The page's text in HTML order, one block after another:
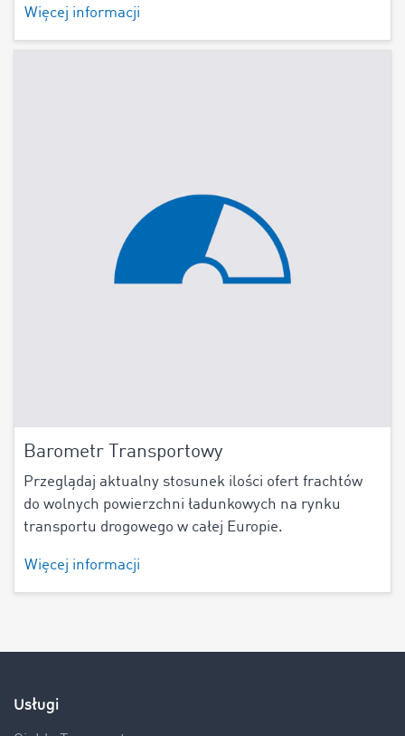
Więcej informacji
Barometr Transportowy
Przeglądaj aktualny stosunek ilości ofert frachtów
do wolnych powierzchni ładunkowych na rynku
transportu drogowego w całej Europie.
Więcej informacji
Usługi